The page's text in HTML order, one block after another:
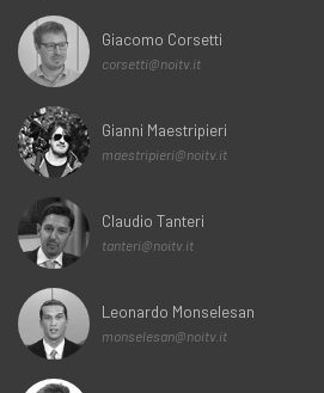
Giacomo Corsetti
corsetti@noitv.it
Gianni Maestripieri
maestripieri@noitv.it
Claudio Tanteri
tanteri@noitv.it
Leonardo Monselesan
monselesan@noitv.it